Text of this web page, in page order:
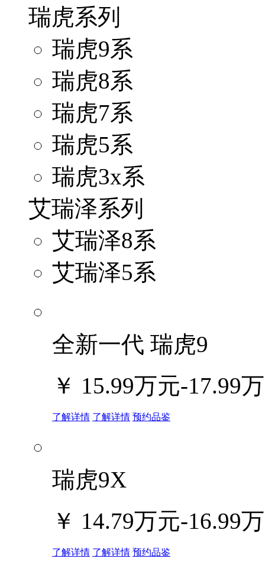
瑞虎系列
瑞虎9系
瑞虎8系
瑞虎7系
瑞虎5系
瑞虎3x系
艾瑞泽系列
艾瑞泽8系
艾瑞泽5系
全新一代 瑞虎9
￥ 15.99万元-17.99
了解详情 了解详情 预约品鉴
瑞虎9X
￥ 14.79万元-16.99
了解详情 了解详情 预约品鉴